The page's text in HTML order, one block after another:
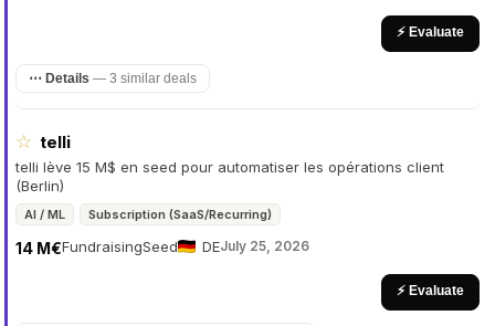
⚡ Evaluate
⋯ Details — 3 similar deals
☆ telli
telli lève 15 M$ en seed pour automatiser les opérations client
(Berlin)
AI / ML Subscription (SaaS/Recurring)
Fundraising
14 M€ Seed DEJuly 25, 2026
⚡ Evaluate